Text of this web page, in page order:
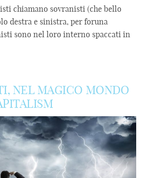
chiamano sovranisti (che bello
destra e sinistra, per foruna
sono nel loro interno spaccati in
NEL MAGICO MONDO